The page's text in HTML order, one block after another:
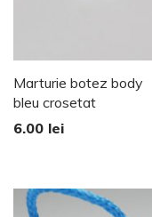
Marturie botez body
bleu crosetat
6.00 lei